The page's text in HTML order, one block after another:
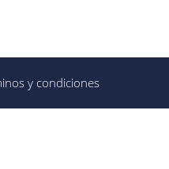
y condiciones